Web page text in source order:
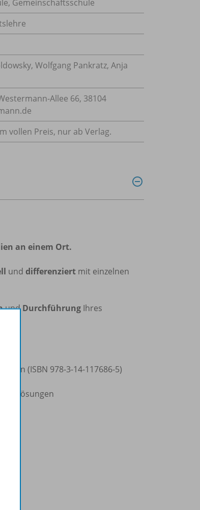
Gemeinschaftsschule
Wolfgang Pankratz, Anja
Allee 66, 38104
vollen Preis, nur ab Verlag.
an einem Ort.
und differenziert mit einzelnen
undDurchführung Ihres
(ISBN 978-3-14-117686-5)
Lösungen